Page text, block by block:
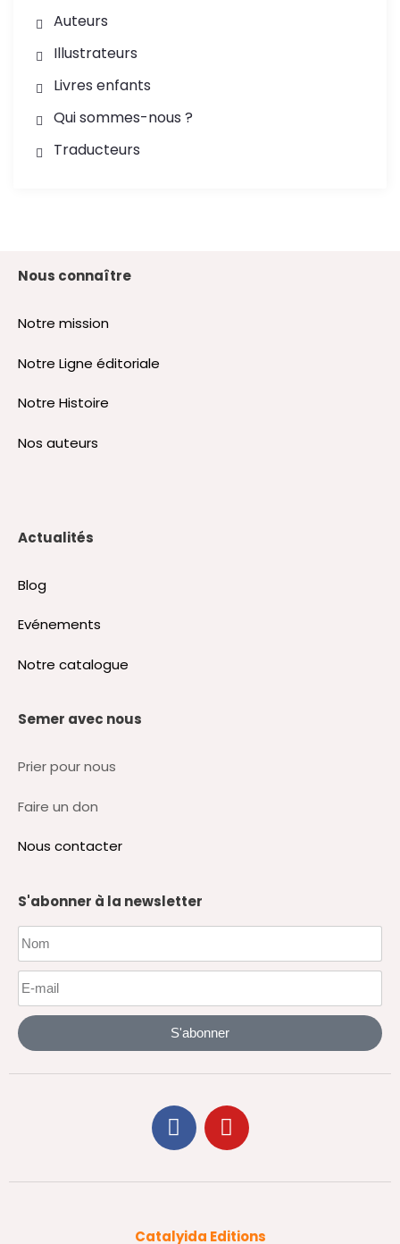
Auteurs
Illustrateurs
Livres enfants
Qui sommes-nous ?
Traducteurs
Nous connaître
Notre mission
Notre Ligne éditoriale
Notre Histoire
Nos auteurs
Actualités
Blog
Evénements
Notre catalogue
Semer avec nous
Prier pour nous
Faire un don
Nous contacter
S'abonner à la newsletter
S'abonner
Catalyida Editions